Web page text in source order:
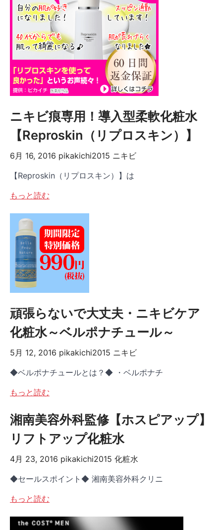
ニキビ痕専用！導入型柔軟化粧水
【Reproskin（リプロスキン）】
6月 16, 2016 pikakichi2015 ニキビ
【Reproskin（リプロスキン）】は
もっと読む
頑張らないで大丈夫・ニキビケア
化粧水～ベルポナチュール～
5月 12, 2016 pikakichi2015 ニキビ
◆ベルポナチュールとは？◆ ・ベルポナチ
もっと読む
湘南美容外科監修【ホスピアップ】
リフトアップ化粧水
4月 23, 2016 pikakichi2015 化粧水
◆セールスポイント◆ 湘南美容外科クリニ
もっと読む